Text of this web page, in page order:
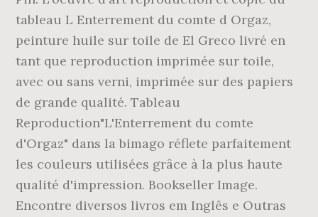
tableau L Enterrement du comte d Orgaz,
peinture huile sur toile de El Greco livré en
tant que reproduction imprimée sur toile,
avec ou sans verni, imprimée sur des papiers
de grande qualité. Tableau
Reproduction"L'Enterrement du comte
d'Orgaz" dans la bimago réflete parfaitement
les couleurs utilisées grâce à la plus haute
qualité d'impression. Bookseller Image.
Encontre diversos livros em Inglês e Outras